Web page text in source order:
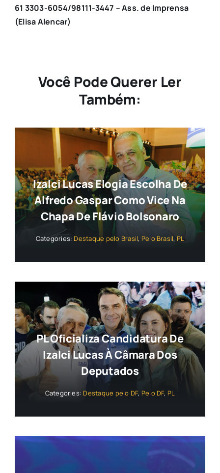
61 3303-6054/98111-3447 – Ass. de Imprensa
(Elisa Alencar)
Você Pode Querer Ler
Também:
Izalci Lucas Elogia Escolha De
Alfredo Gaspar Como Vice Na
Chapa De Flávio Bolsonaro
Categories: Destaque pelo Brasil, Pelo Brasil, PL
PL Oficializa Candidatura De
Izalci Lucas À Câmara Dos
Deputados
Categories: Destaque pelo DF, Pelo DF, PL